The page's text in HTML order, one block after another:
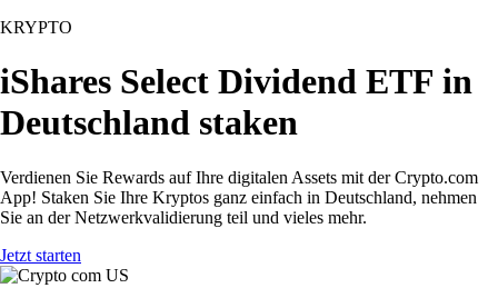
KRYPTO
iShares Select Dividend ETF in
Deutschland staken
Verdienen Sie Rewards auf Ihre digitalen Assets mit der Crypto.com
App! Staken Sie Ihre Kryptos ganz einfach in Deutschland, nehmen
Sie an der Netzwerkvalidierung teil und vieles mehr.
Jetzt starten